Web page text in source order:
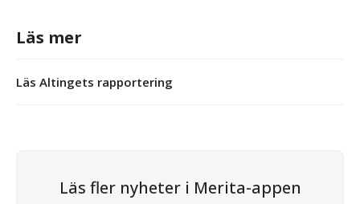
Läs mer
Läs Altingets rapportering
Läs fler nyheter i Merita-appen